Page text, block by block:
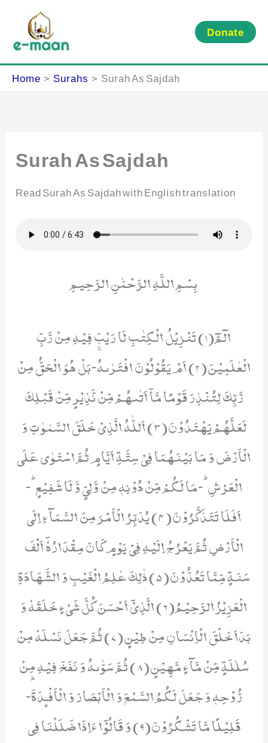
content
Donate
Home Surahs Surah As Sajdah
Surah As Sajdah
Read Surah As Sajdah with English translation
بِسْمِ اللَّهِ الرَّحْمَٰنِ الرَّحِيمِ
الٓمّٓ(1) تَنْزِیْلُ الْكِتٰبِ لَا رَیْبَ فِیْهِ مِنْ رَّبِّ
الْعٰلَمِیْنَ(2) اَمْ یَقُوْلُوْنَ افْتَرٰىهُۚ-بَلْ هُوَ الْحَقُّ مِنْ
رَّبِّكَ لِتُنْذِرَ قَوْمًا مَّاۤ اَتٰىهُمْ مِّنْ نَّذِیْرٍ مِّنْ قَبْلِكَ
لَعَلَّهُمْ یَهْتَدُوْنَ(3) اَللّٰهُ الَّذِیْ خَلَقَ السَّمٰوٰتِ وَ
الْاَرْضَ وَ مَا بَیْنَهُمَا فِیْ سِتَّةِ اَیَّامٍ ثُمَّ اسْتَوٰى عَلَى
الْعَرْشِؕ-مَا لَكُمْ مِّنْ دُوْنِهٖ مِنْ وَّلِیٍّ وَّ لَا شَفِیْعٍؕ-
اَفَلَا تَتَذَكَّرُوْنَ(4) یُدَبِّرُ الْاَمْرَ مِنَ السَّمَآءِ اِلَى
الْاَرْضِ ثُمَّ یَعْرُجُ اِلَیْهِ فِیْ یَوْمٍ كَانَ مِقْدَارُهٗۤ اَلْفَ
سَنَةٍ مِّمَّا تَعُدُّوْنَ(5) ذٰلِكَ عٰلِمُ الْغَیْبِ وَ الشَّهَادَةِ
الْعَزِیْزُ الرَّحِیْمُ(6) الَّذِیْۤ اَحْسَنَ كُلَّ شَیْءٍ خَلَقَهٗ وَ
بَدَاَ خَلْقَ الْاِنْسَانِ مِنْ طِیْنٍ(7) ثُمَّ جَعَلَ نَسْلَهٗ مِنْ
سُلٰلَةٍ مِّنْ مَّآءٍ مَّهِیْنٍ(8) ثُمَّ سَوّٰىهُ وَ نَفَخَ فِیْهِ مِنْ
رُّوْحِهٖ وَ جَعَلَ لَكُمُ السَّمْعَ وَ الْاَبْصَارَ وَ الْاَفْـٕدَةَؕ-
قَلِیْلًا مَّا تَشْكُرُوْنَ(9) وَ قَالُوْۤا ءَاِذَا ضَلَلْنَا فِی